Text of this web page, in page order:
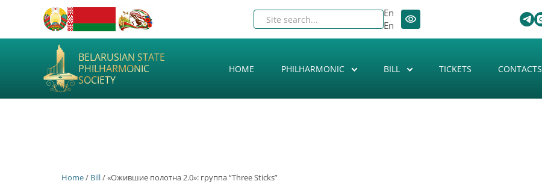
En
En
BELARUSIAN STATE
PHILHARMONIC
SOCIETY
HOME PHILHARMONIC BILL TICKETS CONTACTS
Home/ Bill/ «Ожившие полотна 2.0»: группа “Three Sticks”